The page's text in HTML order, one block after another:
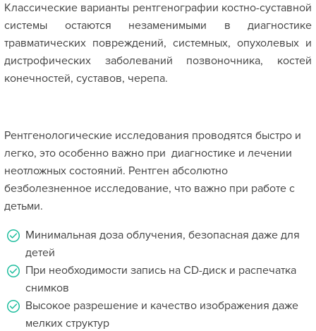
Классические варианты рентгенографии костно-суставной
системы остаются незаменимыми в диагностике
травматических повреждений, системных, опухолевых и
дистрофических заболеваний позвоночника, костей
конечностей, суставов, черепа.
Рентгенологические исследования проводятся быстро и
легко, это особенно важно при диагностике и лечении
неотложных состояний. Рентген абсолютно
безболезненное исследование, что важно при работе с
детьми.
Минимальная доза облучения, безопасная даже для
детей
При необходимости запись на CD-диск и распечатка
снимков
Высокое разрешение и качество изображения даже
мелких структур